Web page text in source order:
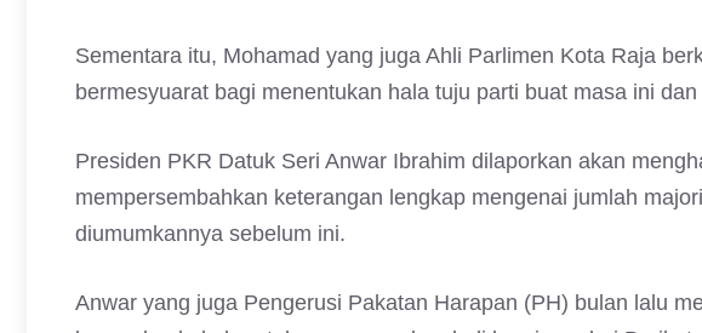
Sementara itu, Mohamad yang juga Ahli Parlimen Kota Raja
bermesyuarat bagi menentukan hala tuju parti buat masa ini
Presiden PKR Datuk Seri Anwar Ibrahim dilaporkan akan
mempersembahkan keterangan lengkap mengenai jumlah
diumumkannya sebelum ini.
Anwar yang juga Pengerusi Pakatan Harapan (PH) bulan lalu